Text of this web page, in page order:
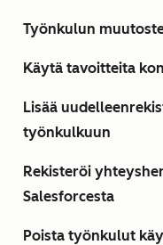
Työnkulun
Käytä tavoitteita
Lisää
työnkulkuun
Rekisteröi
Salesforcesta
Poista työnkulut